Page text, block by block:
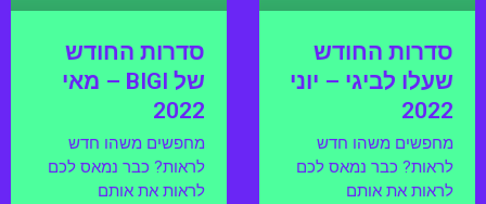
סדרות החודש
שעלו לביגי – יוני
2022
מחפשים משהו חדש
לראות? כבר נמאס לכם
לראות את אותם
סדרות החודש
של BIGI – מאי
2022
מחפשים משהו חדש
לראות? כבר נמאס לכם
לראות את אותם